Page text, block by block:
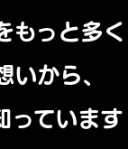
もっと多く
いから、
ています